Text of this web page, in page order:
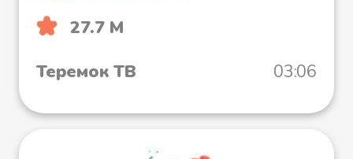
27.7 М
Теремок ТВ
03:06